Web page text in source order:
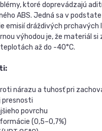
ktoré doprevádzajú
ABS. Jedná sa v
emisií dráždivých prchavých
výhodou je, že materiál si
až do -40°C.
nárazu a tuhosť pri
presnosti
povrchu
(0,5–0,7%)